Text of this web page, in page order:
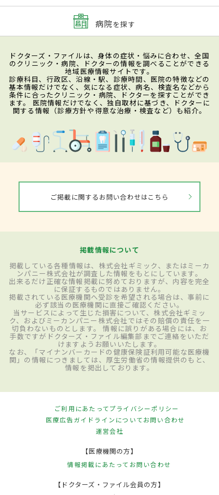
病院を探す
ドクターズ・ファイルは、身体の症状・悩みに合わせ、全国
のクリニック・病院、ドクターの情報を調べることができる
地域医療情報サイトです。
診療科目、行政区、沿線・駅、診療時間、医院の特徴などの
基本情報だけでなく、気になる症状、病名、検査名などから
条件に合ったクリニック・病院、ドクターを探すことができ
ます。 医院情報だけでなく、独自取材に基づき、ドクターに
関する情報（診療方針や得意な治療・検査など）も紹介。
ご掲載に関するお問い合わせはこちら
掲載情報について
掲載している各種情報は、株式会社ギミック、またはミーカ
ンパニー株式会社が調査した情報をもとにしています。
出来るだけ正確な情報掲載に努めておりますが、内容を完全
に保証するものではありません。
掲載されている医療機関へ受診を希望される場合は、事前に
必ず該当の医療機関に直接ご確認ください。
当サービスによって生じた損害について、株式会社ギミッ
ク、およびミーカンパニー株式会社ではその賠償の責任を一
切負わないものとします。 情報に誤りがある場合には、お
手数ですがドクターズ・ファイル編集部までご連絡をいただ
けますようお願いいたします。
なお、「マイナンバーカードの健康保険証利用可能な医療機
関」の情報につきましては、厚生労働省の情報提供のもと、
情報を掲出しております。
ご利用にあたってプライバシーポリシー
医療広告ガイドラインについてお問い合わせ
運営会社
【医療機関の方】
情報掲載にあたって お問い合わせ
【ドクターズ・ファイル会員の方】